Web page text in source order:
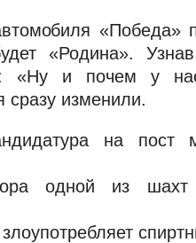
«Победа»
«Родина».
«Ну и почем у
сразу изменили.
на пост
одной из шахт